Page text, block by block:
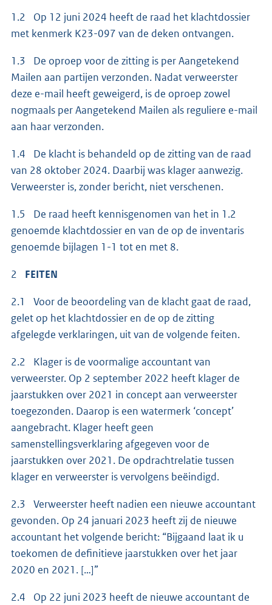
1.2 Op 12 juni 2024 heeft de raad het klachtdossier
met kenmerk K23-097 van de deken ontvangen.
1.3 De oproep voor de zitting is per Aangetekend
Mailen aan partijen verzonden. Nadat verweerster
deze e-mail heeft geweigerd, is de oproep zowel
nogmaals per Aangetekend Mailen als reguliere e-mail
aan haar verzonden.
1.4 De klacht is behandeld op de zitting van de raad
van 28 oktober 2024. Daarbij was klager aanwezig.
Verweerster is, zonder bericht, niet verschenen.
1.5 De raad heeft kennisgenomen van het in 1.2
genoemde klachtdossier en van de op de inventaris
genoemde bijlagen 1-1 tot en met 8.
2 FEITEN
2.1 Voor de beoordeling van de klacht gaat de raad,
gelet op het klachtdossier en de op de zitting
afgelegde verklaringen, uit van de volgende feiten.
2.2 Klager is de voormalige accountant van
verweerster. Op 2 september 2022 heeft klager de
jaarstukken over 2021 in concept aan verweerster
toegezonden. Daarop is een watermerk ‘concept’
aangebracht. Klager heeft geen
samenstellingsverklaring afgegeven voor de
jaarstukken over 2021. De opdrachtrelatie tussen
klager en verweerster is vervolgens beëindigd.
2.3 Verweerster heeft nadien een nieuwe accountant
gevonden. Op 24 januari 2023 heeft zij de nieuwe
accountant het volgende bericht: “Bijgaand laat ik u
toekomen de definitieve jaarstukken over het jaar
2020 en 2021. […]”
2.4 Op 22 juni 2023 heeft de nieuwe accountant de